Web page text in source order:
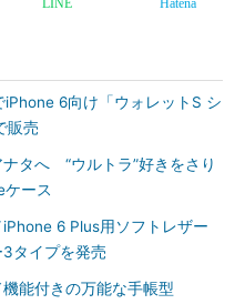
LINE Hatena
6向け「ウォレットS シ
販売
タへ “ウルトラ”好きをさり
ケース
6 Plus用ソフトレザー
タイプを発売
能付きの万能な手帳型